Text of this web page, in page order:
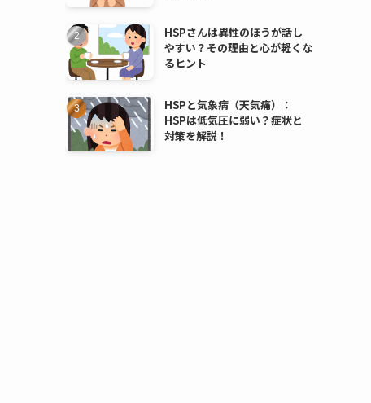
HSPさんは異性のほうが話し
やすい？その理由と心が軽くな
るヒント
HSPと気象病（天気痛）：
HSPは低気圧に弱い？症状と
対策を解説！